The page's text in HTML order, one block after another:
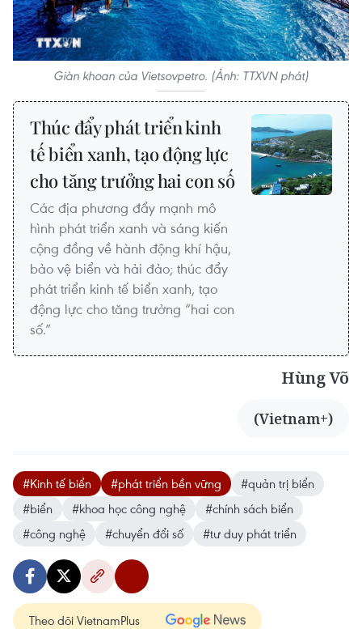
Giàn khoan của Vietsovpetro. (Ảnh: TTXVN phát)
Thúc đẩy phát triển kinh
tế biển xanh, tạo động lực
cho tăng trưởng hai con số
Các địa phương đẩy mạnh mô
hình phát triển xanh và sáng kiến
cộng đồng về hành động khí hậu,
bảo vệ biển và hải đảo; thúc đẩy
phát triển kinh tế biển xanh, tạo
động lực cho tăng trưởng “hai con
số.”
Hùng Võ
(Vietnam+)
#Kinh tế biển #phát triển bền vững
#quản trị biển
#biển
#khoa học công nghệ
#chính sách biển
#công nghệ
#chuyển đổi số #tư duy phát triển
Theo dõi VietnamPlus